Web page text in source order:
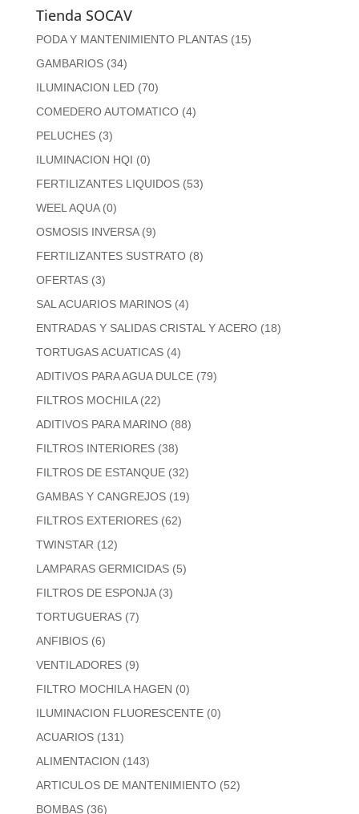
Tienda SOCAV
PODA Y MANTENIMIENTO PLANTAS (15)
GAMBARIOS (34)
ILUMINACION LED (70)
COMEDERO AUTOMATICO (4)
PELUCHES (3)
ILUMINACION HQI (0)
FERTILIZANTES LIQUIDOS (53)
WEEL AQUA (0)
OSMOSIS INVERSA (9)
FERTILIZANTES SUSTRATO (8)
OFERTAS (3)
SAL ACUARIOS MARINOS (4)
ENTRADAS Y SALIDAS CRISTAL Y ACERO (18)
TORTUGAS ACUATICAS (4)
ADITIVOS PARA AGUA DULCE (79)
FILTROS MOCHILA (22)
ADITIVOS PARA MARINO (88)
FILTROS INTERIORES (38)
FILTROS DE ESTANQUE (32)
GAMBAS Y CANGREJOS (19)
FILTROS EXTERIORES (62)
TWINSTAR (12)
LAMPARAS GERMICIDAS (5)
FILTROS DE ESPONJA (3)
TORTUGUERAS (7)
ANFIBIOS (6)
VENTILADORES (9)
FILTRO MOCHILA HAGEN (0)
ILUMINACION FLUORESCENTE (0)
ACUARIOS (131)
ALIMENTACION (143)
ARTICULOS DE MANTENIMIENTO (52)
BOMBAS (36)